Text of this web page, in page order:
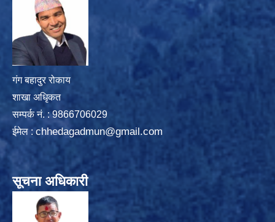
गंग बहादुर रोकाय
शाखा अधिृकत
सम्पर्क न‌ं. : 9866706029
ईमेल : chhedagadmun@gmail.com
सूचना अधिकारी